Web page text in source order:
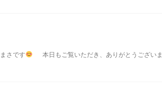
さです
本日もご覧いただき、ありがとうございま